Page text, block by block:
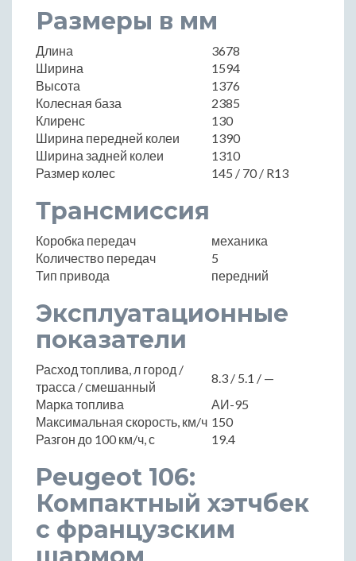
Размеры в мм
Длина
3678
Ширина
1594
Высота
1376
Колесная база
2385
Клиренс
130
Ширина передней колеи
1390
Ширина задней колеи
1310
Размер колес
145 / 70 / R13
Трансмиссия
Коробка передач
механика
Количество передач
5
Тип привода
передний
Эксплуатационные
показатели
Расход топлива, л город /
трасса / смешанный
8.3 / 5.1 / —
Марка топлива
АИ-95
Максимальная скорость, км/ч 150
Разгон до 100 км/ч, с
19.4
Peugeot 106:
Компактный хэтчбек
с французским